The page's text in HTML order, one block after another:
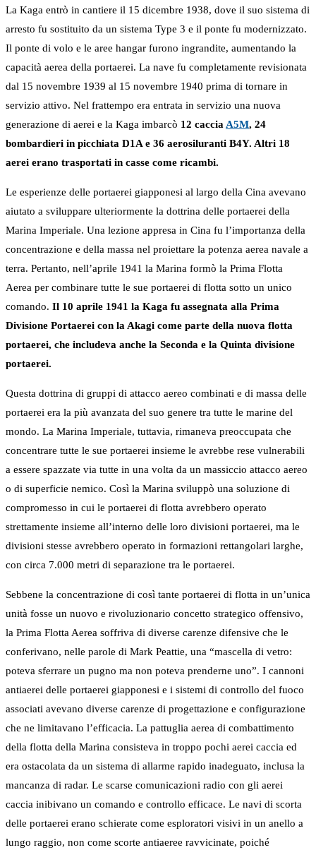
La Kaga entrò in cantiere il 15 dicembre 1938, dove il suo sistema di
arresto fu sostituito da un sistema Type 3 e il ponte fu modernizzato.
Il ponte di volo e le aree hangar furono ingrandite, aumentando la
capacità aerea della portaerei. La nave fu completamente revisionata
dal 15 novembre 1939 al 15 novembre 1940 prima di tornare in
servizio attivo. Nel frattempo era entrata in servizio una nuova
generazione di aerei e la Kaga imbarcò 12 caccia A5M, 24
bombardieri in picchiata D1A e 36 aerosiluranti B4Y. Altri 18
aerei erano trasportati in casse come ricambi.
Le esperienze delle portaerei giapponesi al largo della Cina avevano
aiutato a sviluppare ulteriormente la dottrina delle portaerei della
Marina Imperiale. Una lezione appresa in Cina fu l’importanza della
concentrazione e della massa nel proiettare la potenza aerea navale a
terra. Pertanto, nell’aprile 1941 la Marina formò la Prima Flotta
Aerea per combinare tutte le sue portaerei di flotta sotto un unico
comando. Il 10 aprile 1941 la Kaga fu assegnata alla Prima
Divisione Portaerei con la Akagi come parte della nuova flotta
portaerei, che includeva anche la Seconda e la Quinta divisione
portaerei.
Questa dottrina di gruppi di attacco aereo combinati e di massa delle
portaerei era la più avanzata del suo genere tra tutte le marine del
mondo. La Marina Imperiale, tuttavia, rimaneva preoccupata che
concentrare tutte le sue portaerei insieme le avrebbe rese vulnerabili
a essere spazzate via tutte in una volta da un massiccio attacco aereo
o di superficie nemico. Così la Marina sviluppò una soluzione di
compromesso in cui le portaerei di flotta avrebbero operato
strettamente insieme all’interno delle loro divisioni portaerei, ma le
divisioni stesse avrebbero operato in formazioni rettangolari larghe,
con circa 7.000 metri di separazione tra le portaerei.
Sebbene la concentrazione di così tante portaerei di flotta in un’unica
unità fosse un nuovo e rivoluzionario concetto strategico offensivo,
la Prima Flotta Aerea soffriva di diverse carenze difensive che le
conferivano, nelle parole di Mark Peattie, una “mascella di vetro:
poteva sferrare un pugno ma non poteva prenderne uno”. I cannoni
antiaerei delle portaerei giapponesi e i sistemi di controllo del fuoco
associati avevano diverse carenze di progettazione e configurazione
che ne limitavano l’efficacia. La pattuglia aerea di combattimento
della flotta della Marina consisteva in troppo pochi aerei caccia ed
era ostacolata da un sistema di allarme rapido inadeguato, inclusa la
mancanza di radar. Le scarse comunicazioni radio con gli aerei
caccia inibivano un comando e controllo efficace. Le navi di scorta
delle portaerei erano schierate come esploratori visivi in un anello a
lungo raggio, non come scorte antiaeree ravvicinate, poiché